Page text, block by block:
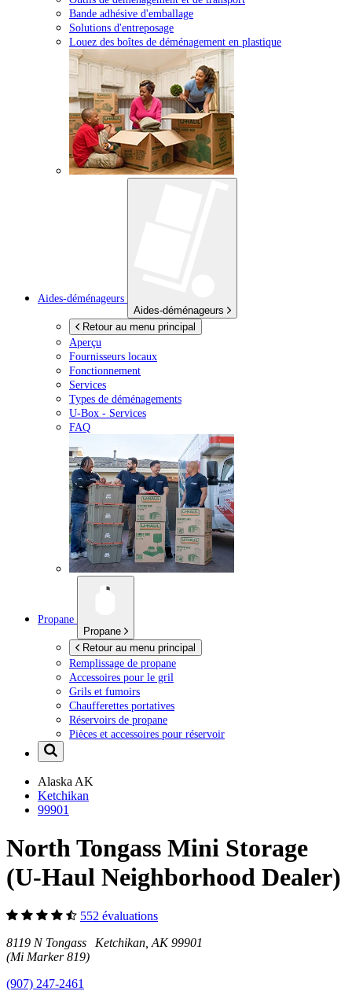
Bande adhésive d'emballage
Solutions d'entreposage
Louez des boîtes de déménagement en plastique
Aides-déménageurs
Aides-déménageurs
Retour au menu principal
Aperçu
Fournisseurs locaux
Fonctionnement
Services
Types de déménagements
U-Box - Services
FAQ
Propane
Propane
Retour au menu principal
Remplissage de propane
Accessoires pour le gril
Grils et fumoirs
Chaufferettes portatives
Réservoirs de propane
Pièces et accessoires pour réservoir
Alaska AK
Ketchikan
99901
North Tongass Mini Storage
(U-Haul Neighborhood Dealer)
552 évaluations
8119 N Tongass Ketchikan, AK 99901
(Mi Marker 819)
(907) 247-2461